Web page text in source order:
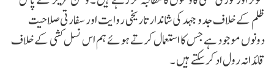
ظلم کے خلاف جدو جہد کی شاندار تاریخی روایت اور سفارتی صلاحیت
دونوں موجود ہے جس کا استعمال کرتے ہوئے ہم اس نسل کشی کے خلاف
قائدانہ رول اد کرسکتے ہیں ۔